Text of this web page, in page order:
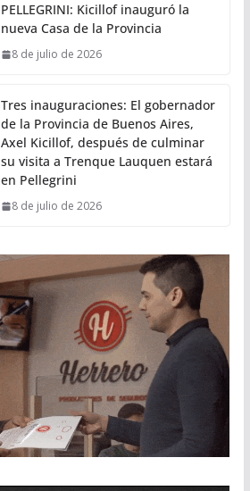
PELLEGRINI: Kicillof inauguró la
nueva Casa de la Provincia
8 de julio de 2026
Tres inauguraciones: El gobernador
de la Provincia de Buenos Aires,
Axel Kicillof, después de culminar
su visita a Trenque Lauquen estará
en Pellegrini
8 de julio de 2026